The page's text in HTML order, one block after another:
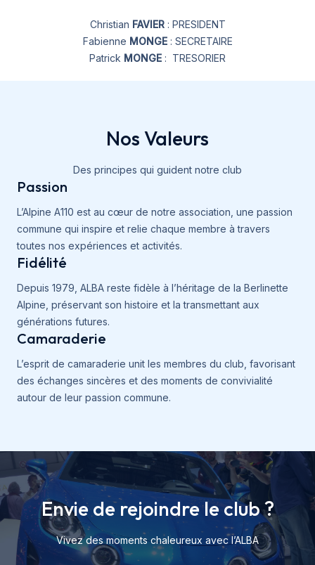
Christian FAVIER: PRESIDENT
Fabienne MONGE: SECRETAIRE
Patrick MONGE : TRESORIER
Nos Valeurs
Des principes qui guident notre club
Passion
L’Alpine A110 est au cœur de notre association, une passion
commune qui inspire et relie chaque membre à travers
toutes nos expériences et activités.
Fidélité
Depuis 1979, ALBA reste fidèle à l’héritage de la Berlinette
Alpine, préservant son histoire et la transmettant aux
générations futures.
Camaraderie
L’esprit de camaraderie unit les membres du club, favorisant
des échanges sincères et des moments de convivialité
autour de leur passion commune.
Envie de rejoindre le club ?
Vivez des moments chaleureux avec l’ALBA